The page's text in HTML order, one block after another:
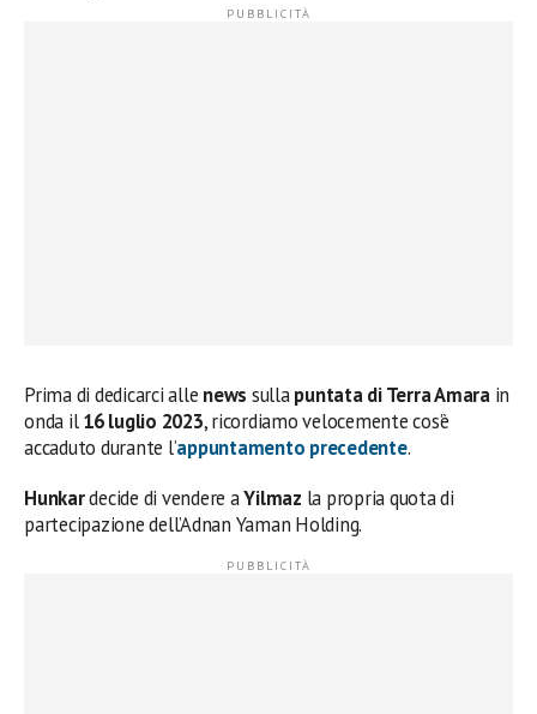
Prima di dedicarci alle news sullapuntata di Terra Amarain
onda il16 luglio 2023, ricordiamo velocemente cos’è
accaduto durante l’appuntamento precedente.
Hunkardecide di vendere aYilmaz la propria quota di
partecipazione dell’Adnan Yaman Holding.